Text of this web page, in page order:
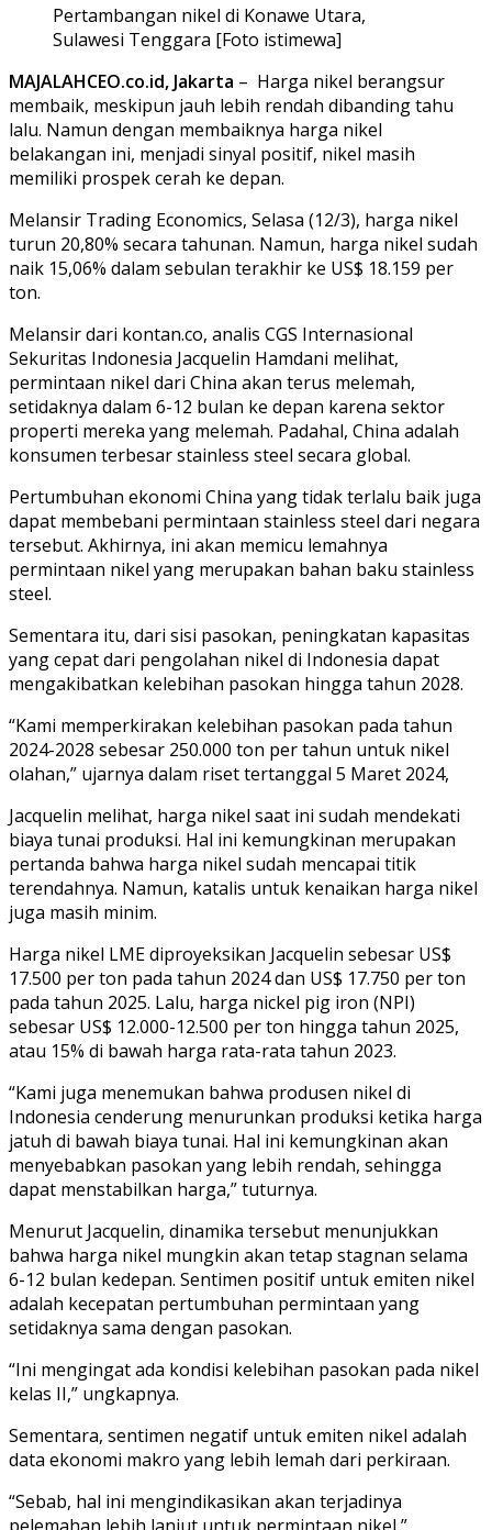
Pertambangan nikel di Konawe Utara,
Sulawesi Tenggara [Foto istimewa]
MAJALAHCEO.co.id, Jakarta – Harga nikel berangsur
membaik, meskipun jauh lebih rendah dibanding tahu
lalu. Namun dengan membaiknya harga nikel
belakangan ini, menjadi sinyal positif, nikel masih
memiliki prospek cerah ke depan.
Melansir Trading Economics, Selasa (12/3), harga nikel
turun 20,80% secara tahunan. Namun, harga nikel sudah
naik 15,06% dalam sebulan terakhir ke US$ 18.159 per
ton.
Melansir dari kontan.co, analis CGS Internasional
Sekuritas Indonesia Jacquelin Hamdani melihat,
permintaan nikel dari China akan terus melemah,
setidaknya dalam 6-12 bulan ke depan karena sektor
properti mereka yang melemah. Padahal, China adalah
konsumen terbesar stainless steel secara global.
Pertumbuhan ekonomi China yang tidak terlalu baik juga
dapat membebani permintaan stainless steel dari negara
tersebut. Akhirnya, ini akan memicu lemahnya
permintaan nikel yang merupakan bahan baku stainless
steel.
Sementara itu, dari sisi pasokan, peningkatan kapasitas
yang cepat dari pengolahan nikel di Indonesia dapat
mengakibatkan kelebihan pasokan hingga tahun 2028.
“Kami memperkirakan kelebihan pasokan pada tahun
2024-2028 sebesar 250.000 ton per tahun untuk nikel
olahan,” ujarnya dalam riset tertanggal 5 Maret 2024,
Jacquelin melihat, harga nikel saat ini sudah mendekati
biaya tunai produksi. Hal ini kemungkinan merupakan
pertanda bahwa harga nikel sudah mencapai titik
terendahnya. Namun, katalis untuk kenaikan harga nikel
juga masih minim.
Harga nikel LME diproyeksikan Jacquelin sebesar US$
17.500 per ton pada tahun 2024 dan US$ 17.750 per ton
pada tahun 2025. Lalu, harga nickel pig iron (NPI)
sebesar US$ 12.000-12.500 per ton hingga tahun 2025,
atau 15% di bawah harga rata-rata tahun 2023.
“Kami juga menemukan bahwa produsen nikel di
Indonesia cenderung menurunkan produksi ketika harga
jatuh di bawah biaya tunai. Hal ini kemungkinan akan
menyebabkan pasokan yang lebih rendah, sehingga
dapat menstabilkan harga,” tuturnya.
Menurut Jacquelin, dinamika tersebut menunjukkan
bahwa harga nikel mungkin akan tetap stagnan selama
6-12 bulan kedepan. Sentimen positif untuk emiten nikel
adalah kecepatan pertumbuhan permintaan yang
setidaknya sama dengan pasokan.
“Ini mengingat ada kondisi kelebihan pasokan pada nikel
kelas II,” ungkapnya.
Sementara, sentimen negatif untuk emiten nikel adalah
data ekonomi makro yang lebih lemah dari perkiraan.
“Sebab, hal ini mengindikasikan akan terjadinya